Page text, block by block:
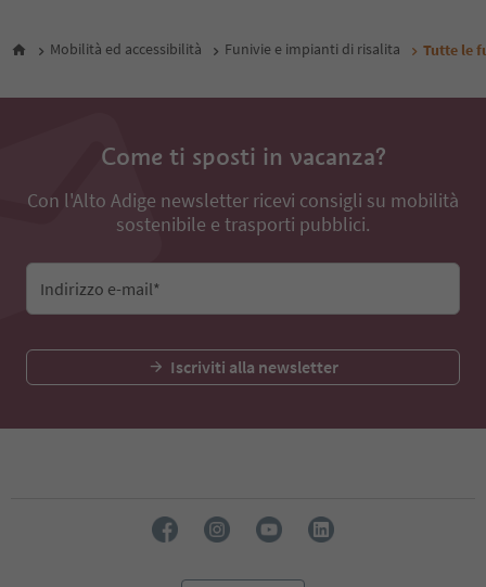
Mobilità ed accessibilità Funivie e impianti di risalita Tutte le
Come ti sposti in vacanza?
Con l'Alto Adige newsletter ricevi consigli su mobilità
sostenibile e trasporti pubblici.
Indirizzo e-mail*
Iscriviti alla newsletter